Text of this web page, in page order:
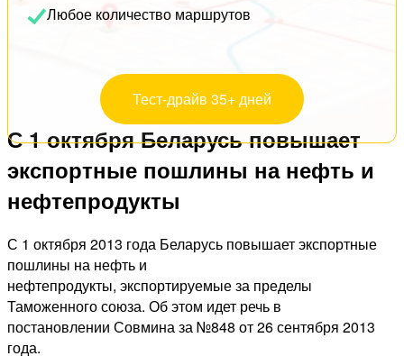
Любое количество маршрутов
Тест-драйв 35+ дней
С 1 октября Беларусь повышает
экспортные пошлины на нефть и
нефтепродукты
С 1 октября 2013 года Беларусь повышает экспортные
пошлины на нефть и
нефтепродукты, экспортируемые за пределы
Таможенного союза. Об этом идет речь в
постановлении Совмина за №848 от 26 сентября 2013
года.